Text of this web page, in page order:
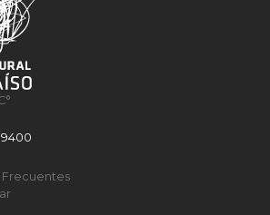
9400